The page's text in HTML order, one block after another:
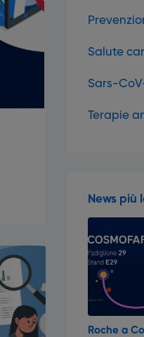
Salute
Sars-
Terapie
News più
Roche a